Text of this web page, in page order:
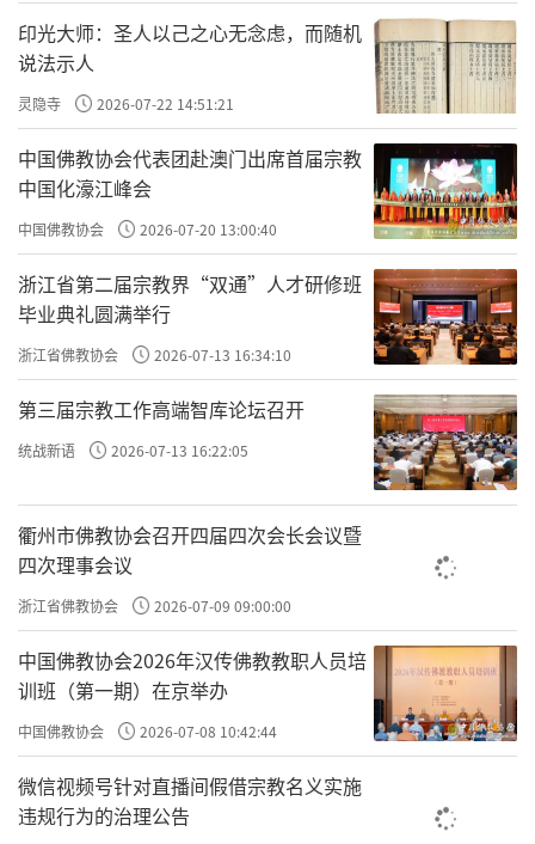
驿外几里断桥
一轮月影相照
方寸之地花草
涅槃妙心墙角
不计恩怨多少
闲等枯枝栖鸟
一剪残红杏小，一裁岸柳又少
一插江南春早，一截雁过苇蒿
摘到素瓶中
芬芳散半空
削去杂陈枝
一叶引春风
印光大师：圣人以己之心无念虑，而随机
说法示人
灵隐寺 2026-07-22 14:51:21
中国佛教协会代表团赴澳门出席首届宗教
中国化濠江峰会
中国佛教协会 2026-07-20 13:00:40
浙江省第二届宗教界“双通”人才研修班
毕业典礼圆满举行
浙江省佛教协会 2026-07-13 16:34:10
第三届宗教工作高端智库论坛召开
统战新语 2026-07-13 16:22:05
衢州市佛教协会召开四届四次会长会议暨
四次理事会议
浙江省佛教协会 2026-07-09 09:00:00
中国佛教协会2026年汉传佛教教职人员培
训班（第一期）在京举办
中国佛教协会 2026-07-08 10:42:44
微信视频号针对直播间假借宗教名义实施
违规行为的治理公告